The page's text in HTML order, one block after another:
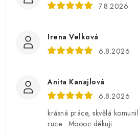
7.8.2026
Irena Velková
6.8.2026
Anita Kanajlová
6.8.2026
krásná práce, skvělá
ruce . Moooc děkuji